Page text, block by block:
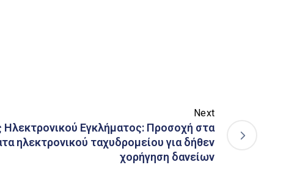
Next
Ηλεκτρονικού Εγκλήματος: Προσοχή στα
ηλεκτρονικού ταχυδρομείου για δήθεν
χορήγηση δανείων